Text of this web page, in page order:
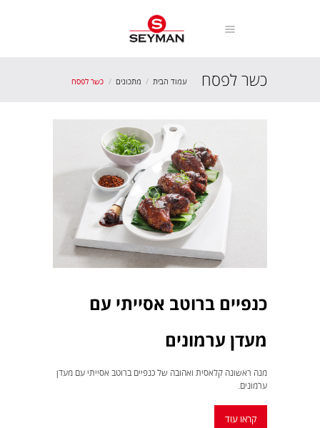
כשר לפסח עמוד הבית מתכונים כשר לפסח
כנפיים ברוטב אסייתי עם
מעדן ערמונים
מנה ראשונה קלאסית ואהובה של כנפיים ברוטב אסייתי עם מעדן
ערמונים.
קראו עוד